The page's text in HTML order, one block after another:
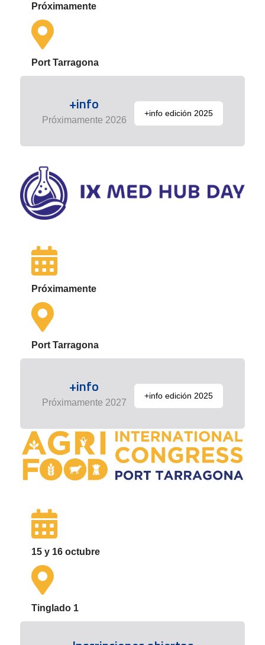
Próximamente
Port Tarragona
+info
Próximamente 2026
+info edición 2025
Próximamente
Port Tarragona
+info
Próximamente 2027
+info edición 2025
15 y 16 octubre
Tinglado 1